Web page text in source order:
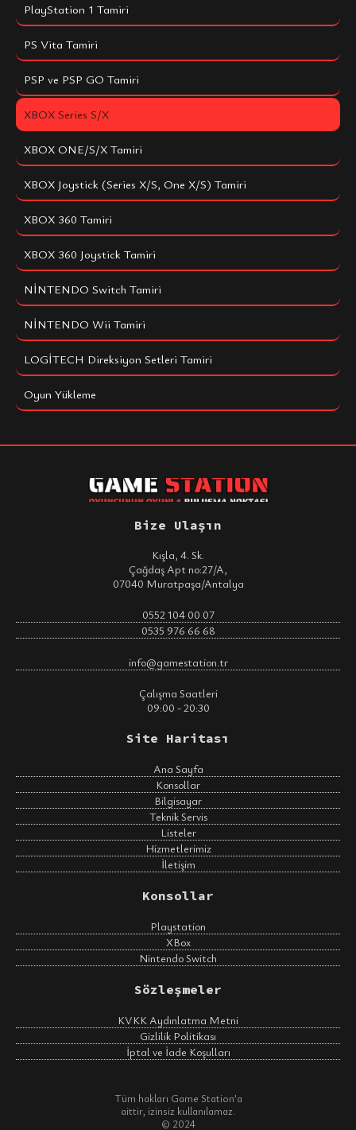
PlayStation 1 Tamiri
PS Vita Tamiri
PSP ve PSP GO Tamiri
XBOX Series S/X
XBOX ONE/S/X Tamiri
XBOX Joystick (Series X/S, One X/S) Tamiri
XBOX 360 Tamiri
XBOX 360 Joystick Tamiri
NİNTENDO Switch Tamiri
NİNTENDO Wii Tamiri
LOGİTECH Direksiyon Setleri Tamiri
Oyun Yükleme
Bize Ulaşın
Kışla, 4. Sk.
Çağdaş Apt no:27/A,
07040 Muratpaşa/Antalya
0552 104 00 07
0535 976 66 68
info@gamestation.tr
Çalışma Saatleri
09:00 - 20:30
Site Haritası
Ana Sayfa
Konsollar
Bilgisayar
Teknik Servis
Listeler
Hizmetlerimiz
İletişim
Konsollar
Playstation
XBox
Nintendo Switch
Sözleşmeler
KVKK Aydınlatma Metni
Gizlilik Politikası
İptal ve İade Koşulları
Tüm hakları Game Station’a
aittir, izinsiz kullanılamaz.
© 2024